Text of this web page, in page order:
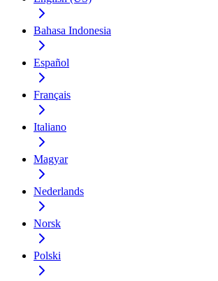
Bahasa Indonesia
Español
Français
Italiano
Magyar
Nederlands
Norsk
Polski